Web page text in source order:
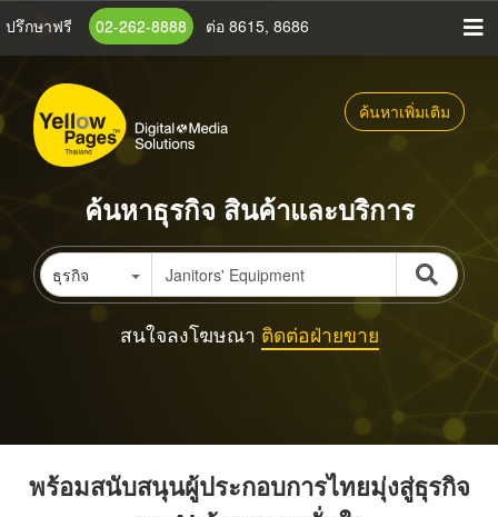
ข้าม
เนื้อหา
หลัก
ปรึกษาฟรี 02-262-8888 ต่อ 8615, 8686
ค้นหาเพิ่มเติม
ค้นหาธุรกิจ สินค้าและบริการ
ธุรกิจ
สนใจลงโฆษณา ติดต่อฝ่ายขาย
พร้อมสนับสนุนผู้ประกอบการไทยมุ่งสู่ธุรกิจ